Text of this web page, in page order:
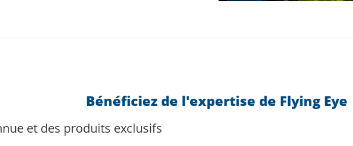
Bénéficiez de l'expertise de Flying Eye
et des produits exclusifs